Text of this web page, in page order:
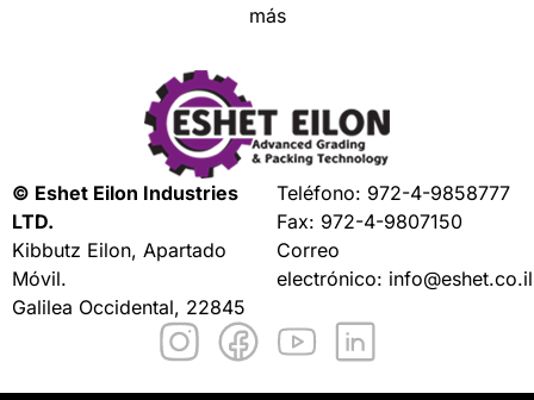
más
© Eshet Eilon Industries
LTD.
Kibbutz Eilon, Apartado
Móvil.
Galilea Occidental, 22845
Teléfono: 972-4-9858777
Fax: 972-4-9807150
Correo
electrónico: info@eshet.co.il